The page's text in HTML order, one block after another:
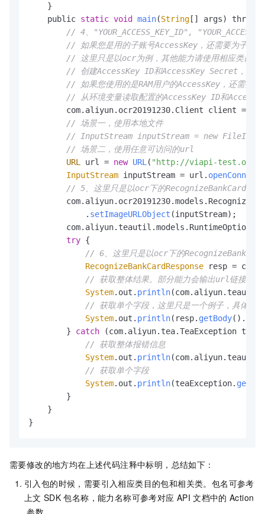
    }
    public
static void main(String [] args) throws
// 4、"YOUR_ACCESS_KEY_ID",
// 如果您是用的子账号AccessKey，还需要为
// 这里只是以ocr为例，其他能力请使用相应类目
// 创建AccessKey ID和AccessKey Secret，
// 如果您使用的是RAM用户的AccessKey，还
// 从环境变量读取配置的AccessKey ID和
        com.
aliyun. ocr20191230. Client client =
// 场景一，使用本地文件
// InputStream inputStream = new
// 场景二，使用任意可访问的url
URL
url = new URL ( "http://viapi-test.oss-cn-
InputStream inputStream = url.
// 5、这里只是以ocr下的RecognizeBankCard为例
        com.
aliyun. ocr20191230.models .
            .
setImageURLObject (inputStream);
        com.
aliyun. teautil .models . RuntimeOptions
try {
// 6、这里只是以ocr下的RecognizeBankCard
RecognizeBankCardResponse resp =
// 获取整体结果。部分能力会输出url链接，通
System. out . println(com. aliyun. teautil
// 获取单个字段，这里只是一个例子，具体能
System. out . println(resp. getBody().
        }
catch (com. aliyun. tea.TeaException
// 获取整体报错信息
System. out . println(com. aliyun. teautil
// 获取单个字段
System. out . println(teaException.
        }
    }
}
需要修改的地方均在上述代码注释中标明，总结如下：
引入包的时候，需要引入相应类目的包和相关类。包名可参考
上文 SDK 包名称，能力名称可参考对应 API 文档中的 Action